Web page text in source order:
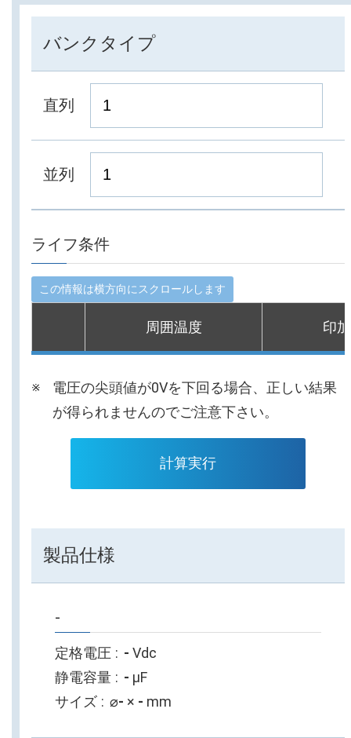
バンクタイプ
直列
並列
ライフ条件
周囲温度 印
電圧の尖頭値が0Vを下回る場合、正しい結果
が得られませんのでご注意下さい。
計算実行
製品仕様
-
定格電圧 - Vdc
静電容量
- µF
サイズ
⌀- × - mm